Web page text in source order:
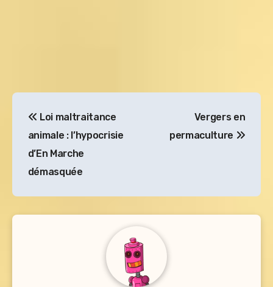
de
l’article
Loi maltraitance
animale : l’hypocrisie
d’En Marche
démasquée
Vergers en
permaculture